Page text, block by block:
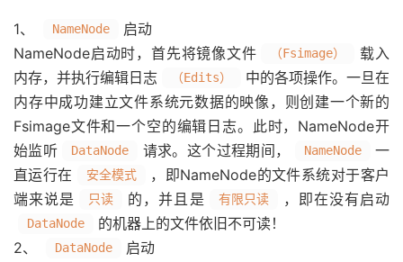
1、 NameNode
启动
NameNode启动时，首先将镜像文件
（Fsimage）
载入
内存，并执行编辑日志
（Edits）
中的各项操作。一旦在
内存中成功建立文件系统元数据的映像，则创建一个新的
Fsimage文件和一个空的编辑日志。此时，NameNode开
始监听
DataNode 请求。这个过程期间， NameNode
一
直运行在
安全模式
，即NameNode的文件系统对于客户
端来说是
只读 的，并且是 有限只读 ，即在没有启动
DataNode
的机器上的文件依旧不可读！
2、
DataNode
启动